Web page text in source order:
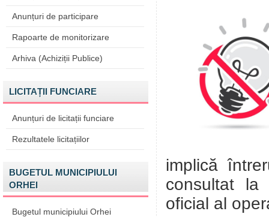
Anunțuri de participare
Rapoarte de monitorizare
Arhiva (Achiziții Publice)
LICITAȚII FUNCIARE
Anunțuri de licitații funciare
Rezultatele licitațiilor
BUGETUL MUNICIPIULUI
ORHEI
Bugetul municipiului Orhei
implică
consultat la
oficial al